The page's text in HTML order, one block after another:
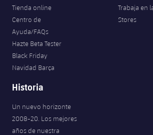
Tienda online
Centro de
Ayuda/FAQs
Hazte Beta Tester
Black Friday
Navidad Barça
Trabaja en
Stores
Historia
Un nuevo horizonte
2008-20. Los mejores
años de nuestra